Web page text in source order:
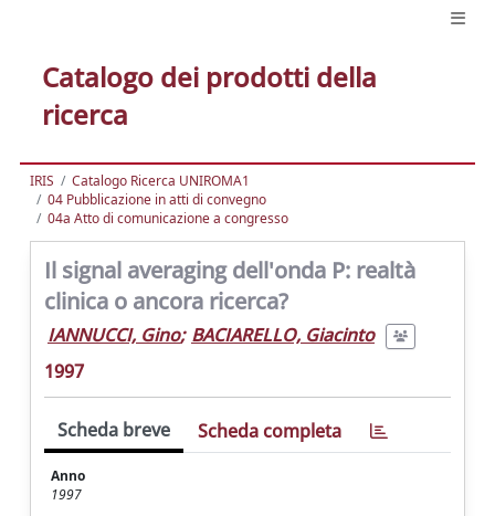
Catalogo dei prodotti della
ricerca
IRIS
Catalogo Ricerca UNIROMA1
04 Pubblicazione in atti di convegno
04a Atto di comunicazione a congresso
Il signal averaging dell'onda P: realtà
clinica o ancora ricerca?
IANNUCCI, Gino; BACIARELLO, Giacinto
1997
Scheda breve Scheda completa
Anno
1997